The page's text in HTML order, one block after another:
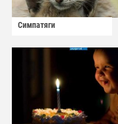
Симпатяги